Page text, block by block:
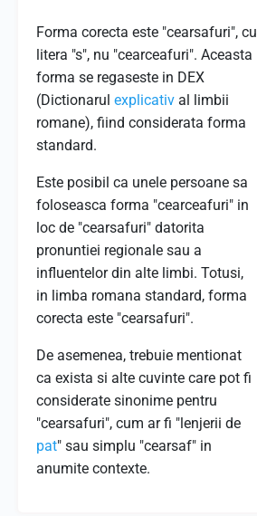
Forma corecta este "cearsafuri", cu
litera "s", nu "cearceafuri". Aceasta
forma se regaseste in DEX
(Dictionarul explicativ al limbii
romane), fiind considerata forma
standard.
Este posibil ca unele persoane sa
foloseasca forma "cearceafuri" in
loc de "cearsafuri" datorita
pronuntiei regionale sau a
influentelor din alte limbi. Totusi,
in limba romana standard, forma
corecta este "cearsafuri".
De asemenea, trebuie mentionat
ca exista si alte cuvinte care pot fi
considerate sinonime pentru
"cearsafuri", cum ar fi "lenjerii de
pat" sau simplu "cearsaf" in
anumite contexte.